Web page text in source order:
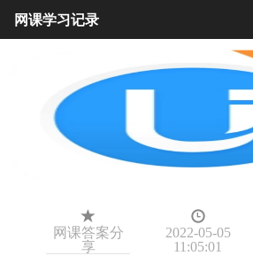
网课答案分
享
2022-05-05
11:05:01
网课学习记录